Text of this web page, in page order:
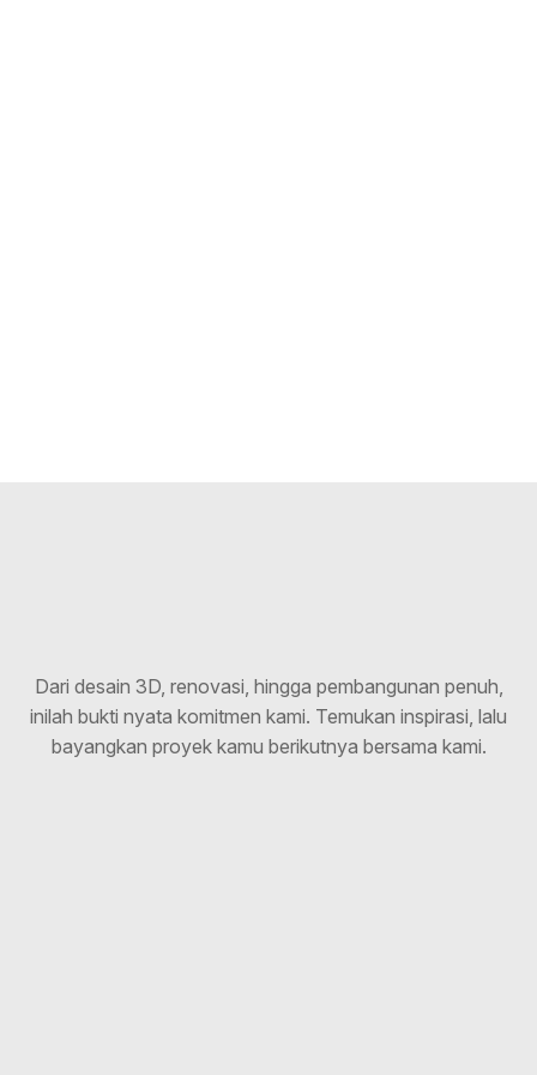
Dari desain 3D, renovasi, hingga pembangunan penuh,
inilah bukti nyata komitmen kami. Temukan inspirasi, lalu
bayangkan proyek kamu berikutnya bersama kami.